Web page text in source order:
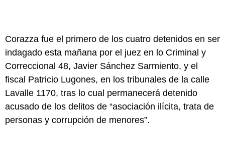
Corazza fue el primero de los cuatro detenidos en ser
indagado esta mañana por el juez en lo Criminal y
Correccional 48, Javier Sánchez Sarmiento, y el
fiscal Patricio Lugones, en los tribunales de la calle
Lavalle 1170, tras lo cual permanecerá detenido
acusado de los delitos de “asociación ilícita, trata de
personas y corrupción de menores”.